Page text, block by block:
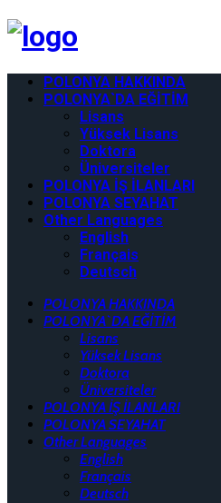
POLONYA HAKKINDA
POLONYA`DA EĞİTİM
Lisans
Yüksek Lisans
Doktora
Üniversiteler
POLONYA İŞ İLANLARI
POLONYA SEYAHAT
Other Languages
English
Français
Deutsch
POLONYA HAKKINDA
POLONYA`DA EĞİTİM
Lisans
Yüksek Lisans
Doktora
Üniversiteler
POLONYA İŞ İLANLARI
POLONYA SEYAHAT
Other Languages
English
Français
Deutsch